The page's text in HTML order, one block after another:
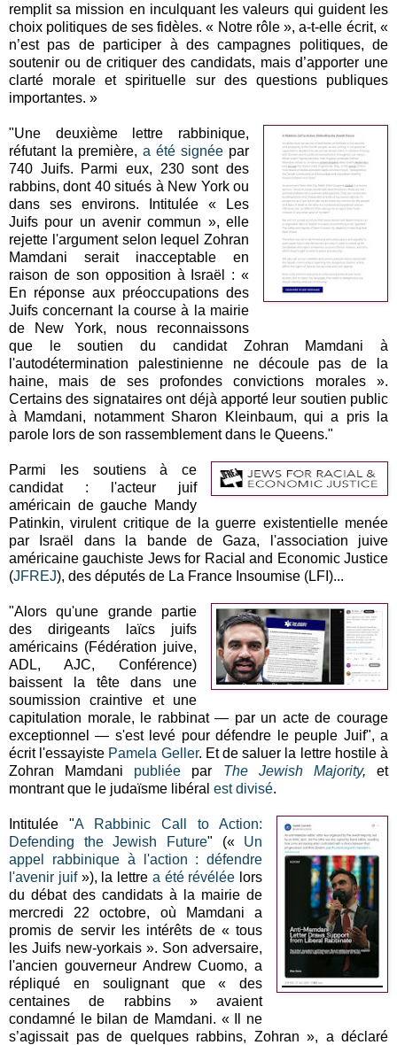
remplit sa mission en inculquant les valeurs qui guident les
choix politiques de ses fidèles. « Notre rôle », a-t-elle écrit, «
n’est pas de participer à des campagnes politiques, de
soutenir ou de critiquer des candidats, mais d’apporter une
clarté morale et spirituelle sur des questions publiques
importantes. »
"Une deuxième lettre rabbinique,
réfutant la première,a été signée par
740 Juifs. Parmi eux, 230 sont des
rabbins, dont 40 situés à New York ou
dans ses environs. Intitulée « Les
Juifs pour un avenir commun », elle
rejette l'argument selon lequel Zohran
Mamdani serait inacceptable en
raison de son opposition à Israël : «
En réponse aux préoccupations des
Juifs concernant la course à la mairie
de New York, nous reconnaissons
que le soutien du candidat Zohran Mamdani à
l'autodétermination palestinienne ne découle pas de la
haine, mais de ses profondes convictions morales ».
Certains des signataires ont déjà apporté leur soutien public
à Mamdani, notamment Sharon Kleinbaum, qui a pris la
parole lors de son rassemblement dans le Queens."
Parmi les soutiens à ce
candidat : l'acteur juif
américain de gauche Mandy
Patinkin, virulent critique de la guerre existentielle menée
par Israël dans la bande de Gaza, l'association juive
américaine gauchiste Jews for Racial and Economic Justice
(JFREJ), des députés de La France Insoumise (LFI)...
"Alors qu'une grande partie
des dirigeants laïcs juifs
américains (Fédération juive,
ADL, AJC, Conférence)
baissent la tête dans une
soumission craintive et une
capitulation morale, le rabbinat — par un acte de courage
exceptionnel — s'est levé pour défendre le peuple Juif", a
écrit l'essayiste Pamela Geller. Et de saluer la lettre hostile à
Zohran Mamdani publiée par The Jewish Majority,et
montrant que le judaïsme libéral est divisé.
Intitulée "A Rabbinic Call to Action:
Defending the Jewish Future" (« Un
appel rabbinique à l'action : défendre
l'avenir juif»), la lettre a été révélée lors
du débat des candidats à la mairie de
mercredi 22 octobre, où Mamdani a
promis de servir les intérêts de « tous
les Juifs new-yorkais ». Son adversaire,
l'ancien gouverneur Andrew Cuomo, a
répliqué en soulignant que « des
centaines de rabbins » avaient
condamné le bilan de Mamdani. « Il ne
s’agissait pas de quelques rabbins, Zohran », a déclaré